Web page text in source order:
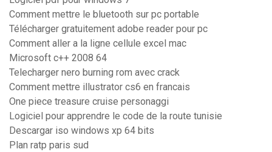
Comment mettre le bluetooth sur pc portable
Télécharger gratuitement adobe reader pour pc
Comment aller a la ligne cellule excel mac
Microsoft c++ 2008 64
Telecharger nero burning rom avec crack
Comment mettre illustrator cs6 en francais
One piece treasure cruise personaggi
Logiciel pour apprendre le code de la route tunisie
Descargar iso windows xp 64 bits
Plan ratp paris sud